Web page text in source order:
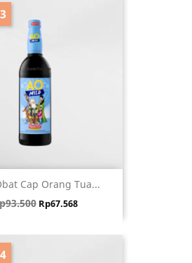
Cap Orang Tua...
biasaHarga
Rp67.568